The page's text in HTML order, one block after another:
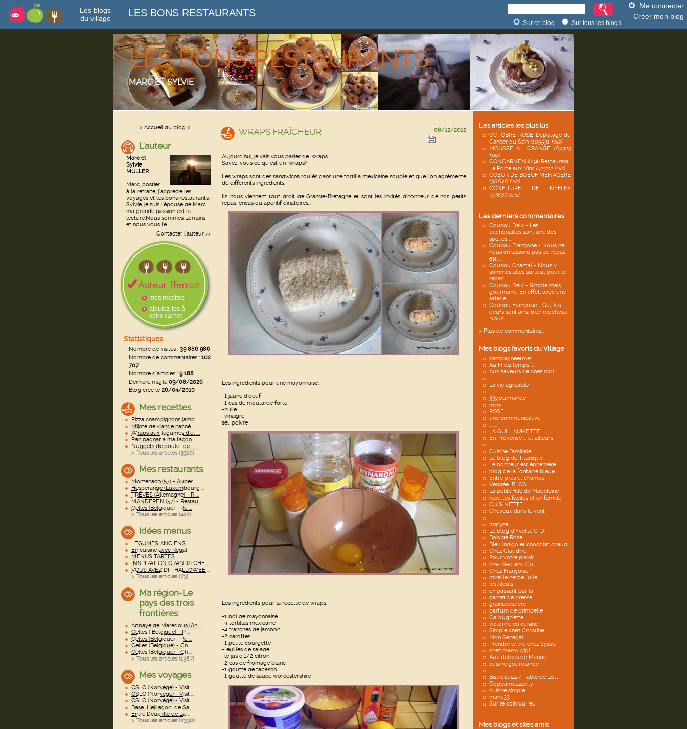
Les blogs
du village
LES BONS RESTAURANTS
Me connecter
Créer mon blog
Sur ce blog Sur tous les blogs
LES BONS RESTAURANTS
MARC ET SYLVIE
Les articles les plus lus
OCTOBRE ROSE-Dépistage du
Cancer du Sein (105531 fois)
MOUSSE À L'ORANGE (67325
fois)
CONCARNEAU(29)-Restaurant
La Porte aux Vins (42772 fois)
COEUR DE BOEUF MÉNAGÈRE
(38646 fois)
CONFITURE DE NÈFLES
(37887 fois)
Les derniers commentaires
Coucou Dely - Les
cochonailles sont une des
spé...és ...
Coucou Françoise - Nous ne
nous en lassons pas, ce repas
est ...
Coucou Chantal - Nous y
sommes allés surtout pour le
repas ...
Coucou Dely - Simple mais
gourmand. En effet, avec une
salade ...
Coucou Françoise - Oui, les
oeufs sont ainsi bien moelleux.
Nous ...
> Plus de commentaires...
Mes blogs favoris du Village
campagneetmer
Au fil du temps ....
Aux saveurs de chez moi
La vie agreable
33gourmande
mimi
ROSE
une communicative
........
LA GUILLAUMETTE
En Provence ... et ailleurs
Cuisine Familiale
Le blog de Titanique
Le bonheur est éphémère...
blog de la fontaine bleue
Entre prés et champs
Vendée "BLOG"
La petite fille de Madeleine
recettes faciles et en famille
CUISINETTE
Cheveux dans le vent
maryse
Le blog d'Yvette C-D.
Bois de Rose
Bleu indigo et chocolat chaud
Chez Claudine
Pour votre plaisir
chez Séo and Co
Chez Françoise
mireille herbe folle
lestilleuls
en passant par la
carnet de bresse
grainedesucre
parfum de brimbelle
Cafougniette
victorine en cuisine
Simple chez Christine
Mon Sénégal
Prendre le thé chez Syssie
chez mamy gigi
Aux délices de Manue
cuisine gourmande
Bistrocuizz / Table de Lott
Coppamozzacity
cuisine simple
marie33
Sur le coin du feu
Mes blogs et sites amis
> Accueil du blog <
L'auteur
Marc et
Sylvie
MULLER
Marc, postier
à la retraite, j'apprécie les
voyages et les bons restaurants.
Sylvie, je suis l'épouse de Marc
ma grande passion est la
lecture.Nous sommes Lorrains
et nous vous fe...
Contacter l'auteur >>
mes recettes
ajoutez-les à
votre carnet
Statistiques
Nombre de visites : 39 886 986
Nombre de commentaires : 102
707
Nombre d'articles : 9 188
Dernière màj le09/08/2026
Blog créé le26/04/2010
Mes recettes
Pizza champignons jamb ...
Mijoté de viande haché ...
Wraps aux légumes d'ét ...
Pan bagnat à ma façon
Nuggets de poulet de L ...
> Tous les articles (3316)
Mes restaurants
Montenach (57) - Auber ...
Hesperange (Luxembourg ...
TRÈVES (Allemagne) - R ...
MANDEREN (57) - Restau ...
Celles (Belgique) - Re ...
> Tous les articles (421)
Idées menus
LÉGUMES ANCIENS
En cuisine avec Régal
MENUS TARTES
INSPIRATION GRANDS CHE ...
VOUS AVEZ DIT HALLOWEE ...
> Tous les articles (73)
Ma région-Le
pays des trois
frontières
Abbaye de Maredous (An ...
Celles ( Belgique) - P ...
Celles (Belgique) - Pe ...
Celles (Belgique) - Ch ...
Celles (Belgique) - Ch ...
> Tous les articles (1387)
Mes voyages
OSLO (Norvège) - Visit ...
OSLO (Norvège) - Visit ...
OSLO (Norvège) - Visit ...
Base "Helilagon" de Sa ...
Entre Deux (Île de La ...
> Tous les articles (2330)
WRAPS FRAÎCHEUR 08/12/2012
Aujourd'hui, je vais vous parler de "wraps"!
Savez-vous ce qu'est un wraps?
Les wraps sont des sandwichs roulés dans une tortilla mexicaine souple et que l'on agrémente
de différents ingrédients.
Ils nous viennent tout droit de Grande-Bretagne et sont les invités d'honneur de nos petits
repas, encas ou apéritif dînatoires...
Les ingrédients pour une mayonnaise:
-1 jaune d'oeuf
-1 càs de moutarde forte
-huile
-vinaigre
sel, poivre
Les ingrédients pour la recette de wraps:
-1 bol de mayonnaise
-4 tortillas mexicaine
-4 tranches de jambon
-2 carottes
-1 petite courgette
-feuilles de salade
-le jus d'1/2 citron
-2 càs de fromage blanc
-1 goutte de tabasco
-1 goutte de sauce worcestershire